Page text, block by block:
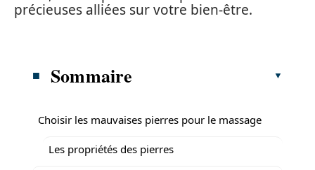
précieuses alliées sur votre bien-être.
Sommaire
Choisir les mauvaises pierres pour le massage
Les propriétés des pierres